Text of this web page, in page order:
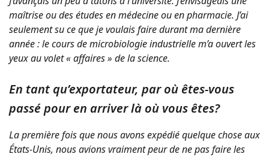
maîtrise ou des études en médecine ou en pharmacie. J’ai
seulement su ce que je voulais faire durant ma dernière
année : le cours de microbiologie industrielle m’a ouvert les
yeux au volet « affaires » de la science.
En tant qu’exportateur, par où êtes-vous
passé pour en arriver là où vous êtes?
La première fois que nous avons expédié quelque chose aux
États-Unis, nous avions vraiment peur de ne pas faire les